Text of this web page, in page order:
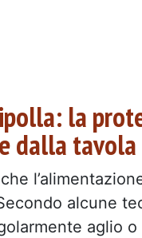
la
dalla tavola
alcune
aglio